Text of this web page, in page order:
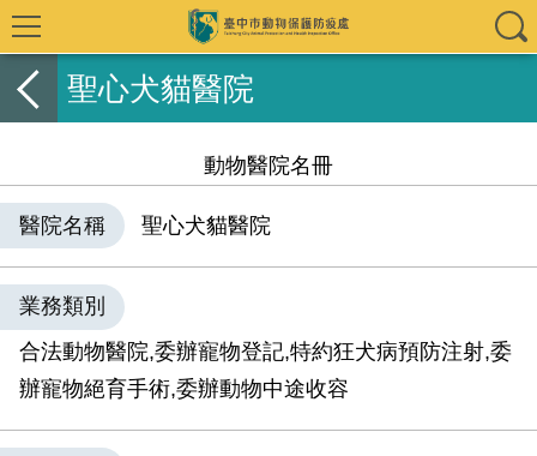
聖心犬貓醫院
動物醫院名冊
醫院名稱 聖心犬貓醫院
業務類別
合法動物醫院,委辦寵物登記,特約狂犬病預防注射,委
辦寵物絕育手術,委辦動物中途收容